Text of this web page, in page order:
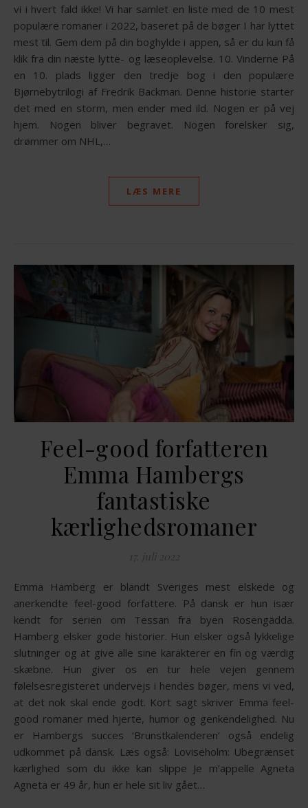
vi i hvert fald ikke! Vi har samlet en liste med de 10 mest
populære romaner i 2022, baseret på de bøger I har lyttet
mest til. Gem dem på din boghylde i appen, så er du kun få
klik fra din næste lytte- og læseoplevelse. 10. Vinderne På
en 10. plads ligger den tredje bog i den populære
Bjørnebytrilogi af Fredrik Backman. Denne historie starter
det med en storm, men ender med ild. Nogen er på vej
hjem. Nogen bliver begravet. Nogen forelsker sig,
drømmer om NHL,…
LÆS MERE
Feel-good forfatteren
Emma Hambergs
fantastiske
kærlighedsromaner
17. juli 2022
Emma Hamberg er blandt Sveriges mest elskede og
anerkendte feel-good forfattere. På dansk er hun især
kendt for serien om Tessan fra byen Rosengädda.
Hamberg elsker gode historier. Hun elsker også lykkelige
slutninger og at give alle sine karakterer en fin og værdig
skæbne. Hun giver os en tur hele vejen gennem
følelsesregisteret undervejs i hendes bøger, mens vi ved,
at det nok skal ende godt. Kort sagt skriver Emma feel-
good romaner med hjerte, humor og genkendelighed. Nu
er Hambergs succes ‘Brunstkalenderen‘ også endelig
udkommet på dansk. Læs også: Loviseholm: Ubegrænset
kærlighed som du ikke kan slippe Je m’appelle Agneta
Agneta er 49 år, hun er hele sit liv gået…